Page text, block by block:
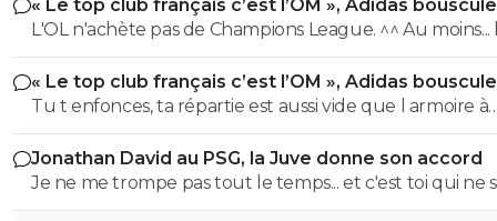
perd ce sera aussi une grande victoire et une énorme
délivrance avec un possible licenciement de ce clown.
« Le top club français c’est l’OM », Adidas
PSG
L'OL n'achète pas de Champions League. ^^ Au moins... l'OM a
un point commun avec le PSG. Mdr Adidas ne se trompe pas
avec l'OL qui est une valeur sûre... contrairement à
« Le top club français c’est l’OM », Adidas
PSG
Tu t enfonces, ta répartie est aussi vide que l armoire à
trophées de ton club depuis 15 piges, t es juste une
gueule arrogante se pensant plus intelligent que les
alors que t es juste un pauvre clown empafé mdr
Jonathan David au PSG, la Juve donne son accord
Je ne me trompe pas tout le temps... et c'est toi qui ne
pas lire. ^^